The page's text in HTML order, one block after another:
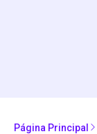
Página Principal